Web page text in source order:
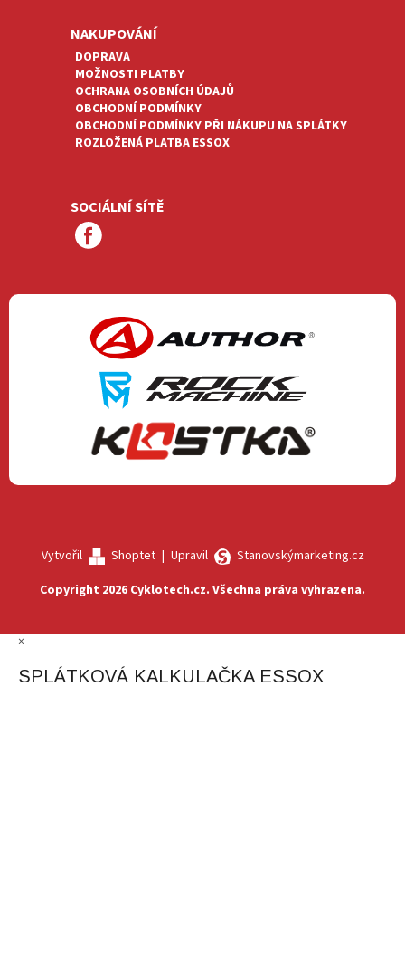
NAKUPOVÁNÍ
DOPRAVA
MOŽNOSTI PLATBY
OCHRANA OSOBNÍCH ÚDAJŮ
OBCHODNÍ PODMÍNKY
OBCHODNÍ PODMÍNKY PŘI NÁKUPU NA SPLÁTKY
ROZLOŽENÁ PLATBA ESSOX
SOCIÁLNÍ SÍTĚ
Vytvořil Shoptet| Upravil
Stanovskýmarketing.cz
Copyright 2026 Cyklotech.cz. Všechna práva vyhrazena.
×
SPLÁTKOVÁ KALKULAČKA ESSOX